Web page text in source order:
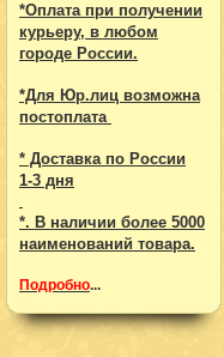
*Оплата при получении
курьеру, в любом
городе России.
*Для Юр.лиц возможна
постоплата
* Доставка по России
1-3 дня
*. В наличии более 5000
наименований товара.
Подробно...